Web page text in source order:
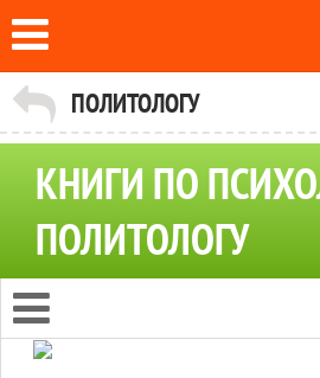
КНИГИ ПО
ПОЛИТОЛОГУ
ПОЛИТОЛОГУ